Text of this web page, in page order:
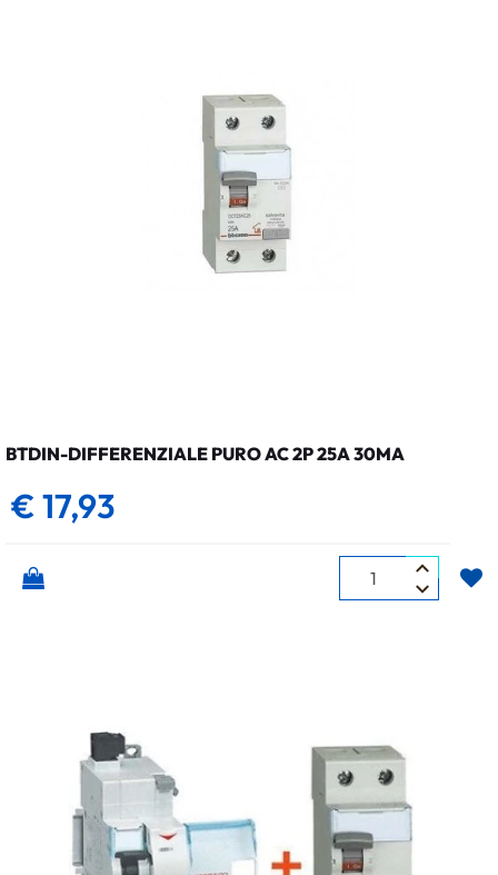
BTDIN-DIFFERENZIALE PURO AC 2P 25A 30MA
€ 17,93
Quantità